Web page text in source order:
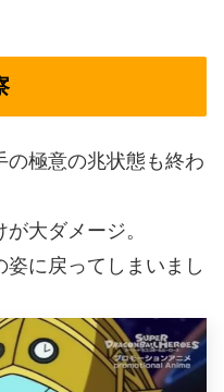
の極意の兆状態も終わ
大ダメージ。
に戻ってしまいまし